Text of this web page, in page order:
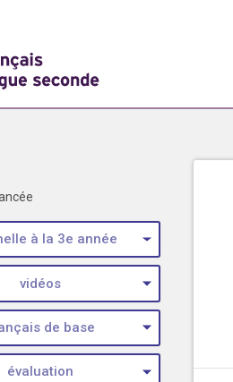
à la 3e année
vidéos
de base
évaluation